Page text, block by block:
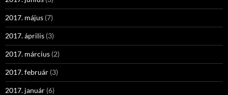
2017. május (7)
2017. április (3)
2017. március (2)
2017. február (3)
2017. január (6)